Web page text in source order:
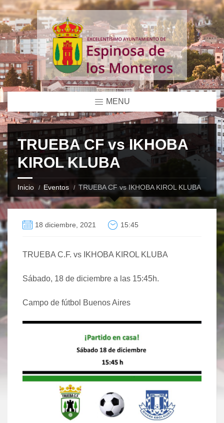
MENU
TRUEBA CF vs IKHOBA
KIROL KLUBA
Inicio Eventos TRUEBA CF vs IKHOBA KIROL KLUBA
18 diciembre, 2021 15:45
TRUEBA C.F. vs IKHOBA KIROL KLUBA
Sábado, 18 de diciembre a las 15:45h.
Campo de fútbol Buenos Aires